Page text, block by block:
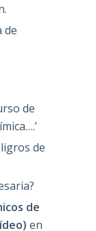
de
de
de
de
en